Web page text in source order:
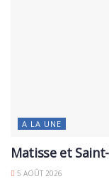
A LA UNE
Matisse et
5 AOÛT 2026